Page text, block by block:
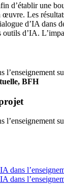
d’établir une
Les
d’IA dans
outils d’IA.
BFH